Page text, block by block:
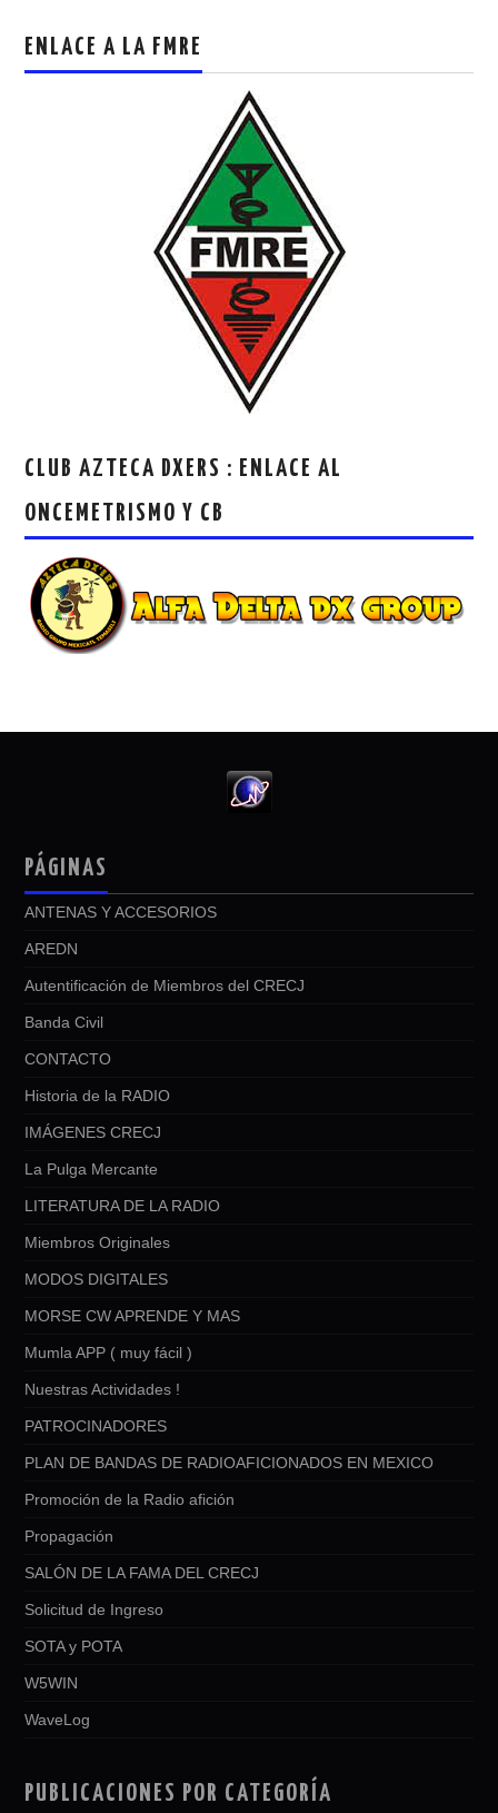
ENLACE A LA FMRE
CLUB AZTECA DXERS : ENLACE AL
ONCEMETRISMO Y CB
PÁGINAS
ANTENAS Y ACCESORIOS
AREDN
Autentificación de Miembros del CRECJ
Banda Civil
CONTACTO
Historia de la RADIO
IMÁGENES CRECJ
La Pulga Mercante
LITERATURA DE LA RADIO
Miembros Originales
MODOS DIGITALES
MORSE CW APRENDE Y MAS
Mumla APP ( muy fácil )
Nuestras Actividades !
PATROCINADORES
PLAN DE BANDAS DE RADIOAFICIONADOS EN MEXICO
Promoción de la Radio afición
Propagación
SALÓN DE LA FAMA DEL CRECJ
Solicitud de Ingreso
SOTA y POTA
W5WIN
WaveLog
PUBLICACIONES POR CATEGORÍA